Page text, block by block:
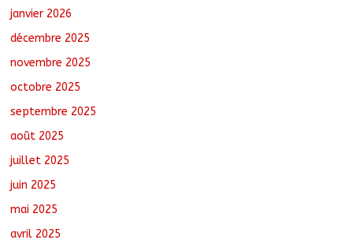
janvier 2026
décembre 2025
novembre 2025
octobre 2025
septembre 2025
août 2025
juillet 2025
juin 2025
mai 2025
avril 2025